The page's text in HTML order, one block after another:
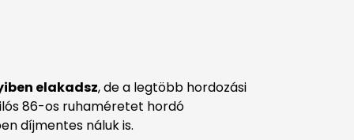
elakadsz, de a legtöbb hordozási
86-os ruhaméretet hordó
díjmentes náluk is.